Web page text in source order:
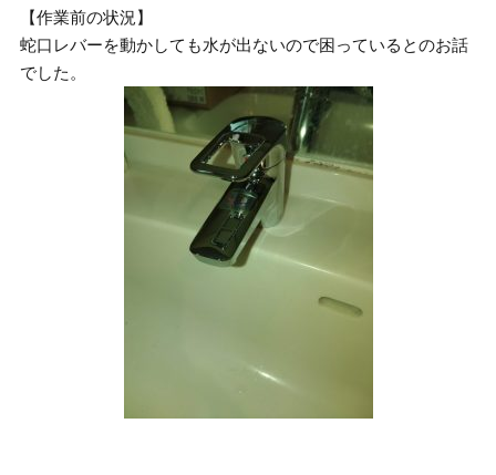
【作業前の状況】
蛇口レバーを動かしても水が出ないので困っているとのお話
でした。